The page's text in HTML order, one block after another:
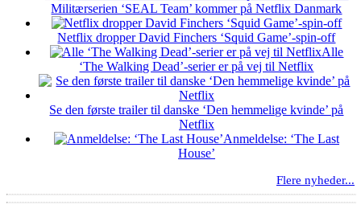
Militærserien ‘SEAL Team’ kommer på Netflix Danmark
Netflix dropper David Finchers ‘Squid Game’-spin-off
Alle
‘The Walking Dead’-serier er på vej til Netflix
Se den første trailer til danske ‘Den hemmelige kvinde’ på
Netflix
Anmeldelse: ‘The Last
House’
Flere nyheder...